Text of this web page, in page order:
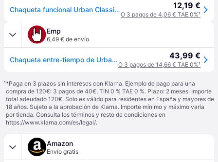
Chaqueta funcional Urban Classics para mujer, 78 g/m², azul marino 12,19 €
O 3 pagos de 4,06 € TAE 0%¹
Emp
6,49 € de envío
Chaqueta entre-tiempo de Urban Classics - Cazadora Ligera Mujer Bomber - XS 5XL - para Mujer - Negro 43,99 €
O 3 pagos de 14,66 € TAE 0%¹
¹*Paga en 3 plazos sin intereses con Klarna. Ejemplo de pago para una
compra de 120€: 3 pagos de 40€, TIN 0 % TAE 0 %. Plazo: 2 meses. Importe
total adeudado 120€. Solo es válido para residentes en España y mayores de
18 años. Sujeto a la aprobación de Klarna. Importe mínimo y máximo varía
por tienda. Consulta los términos y resto de condiciones en
https://www.klarna.com/es/legal/.
Amazon
Envío gratis